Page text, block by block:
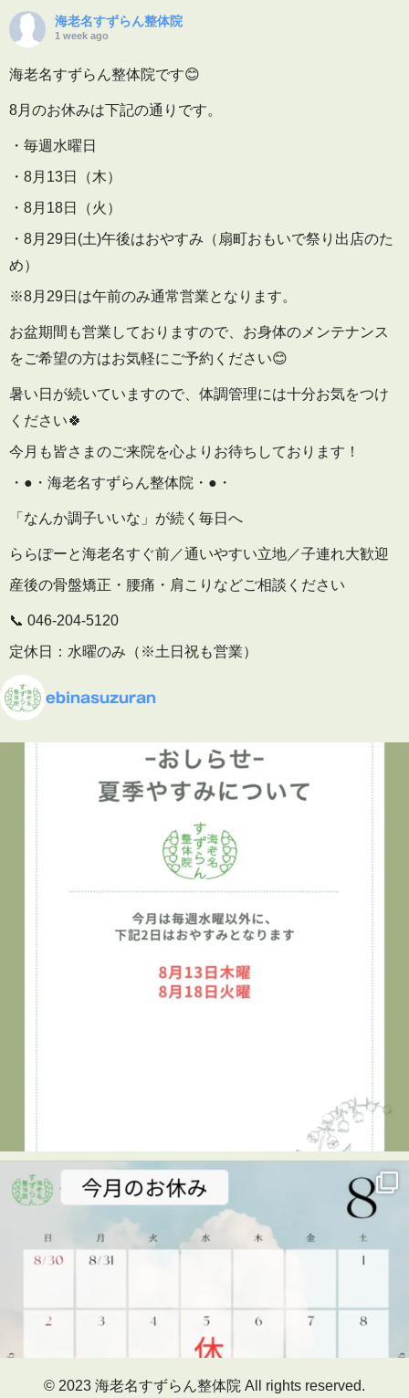
海老名すずらん整体院
1 week ago
海老名すずらん整体院です😊
8月のお休みは下記の通りです。
・毎週水曜日
・8月13日（木）
・8月18日（火）
・8月29日(土)午後はおやすみ（扇町おもいで祭り出店のた
め）
※8月29日は午前のみ通常営業となります。
お盆期間も営業しておりますので、お身体のメンテナンス
をご希望の方はお気軽にご予約ください😊
暑い日が続いていますので、体調管理には十分お気をつけ
ください🍀
今月も皆さまのご来院を心よりお待ちしております！
・●・海老名すずらん整体院・●・
「なんか調子いいな」が続く毎日へ
ららぽーと海老名すぐ前／通いやすい立地／子連れ大歓迎
産後の骨盤矯正・腰痛・肩こりなどご相談ください
📞 046-204-5120
定休日：水曜のみ（※土日祝も営業）
🕒 予約受付
平日 10:00〜19:30
土日祝 9:00〜16:00
▶ 施術内容・院内の雰囲気はこちら
プロフィールのリンクからご覧いただけます
海老名
View on Facebook Share
海老名すずらん整体院
👦✨キッズタウン2026に参加しました！✨
7月29日、海老名市民活動センター ビナレッジで開催され
た「キッズタウン2026」に、海老名すずらん整体院も出展
させていただきました😊
キッズタウンは、子どもたちがさまざまな仕事を体験し、
楽しみながら学べるイベント。
当院では、「整体師のお仕事体験」を実施しました！
🔹実際に手技（マッサージ）に挑戦！
ebinasuzuran
© 2023 海老名すずらん整体院 All rights reserved.